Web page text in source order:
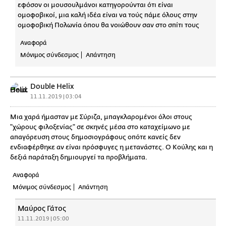
εφόσον οι μουσουλμάνοι κατηγορούνται ότι είναι
ομοφοβικοί, μια καλή ιδέα είναι να τούς πάμε όλους στην
ομοφοβική Πολωνία όπου θα νοιώθουν σαν στο σπίτι τους
Αναφορά
Μόνιμος σύνδεσμος
Απάντηση
Double Helix
11.11.2019 | 03:04
Μια χαρά ήμασταν με Σύριζα, μπαγκλαρομένοι όλοι στους
"χώρους φιλοξενίας" σε σκηνές μέσα στο καταχείμωνο με
απαγόρευση στους δημοσιογράφους οπότε κανείς δεν
ενδιαφέρθηκε αν είναι πρόσφυγες η μετανάστες. Ο Κούλης και η
δεξιά παράταξη δημιουργεί τα προβλήματα.
Αναφορά
Μόνιμος σύνδεσμος
Απάντηση
Μαύρος Γάτος
11.11.2019 | 05:00